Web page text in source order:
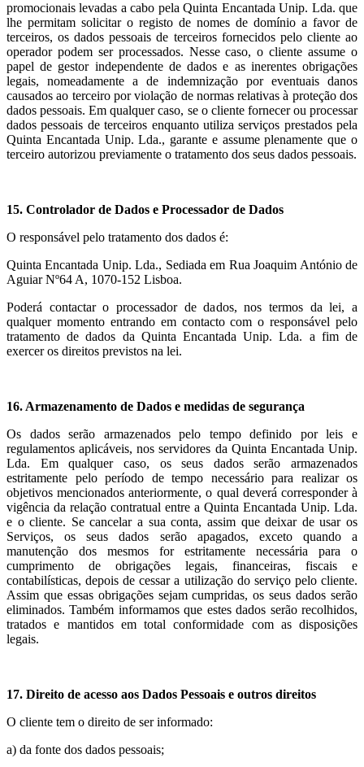
promocionais levadas a cabo pela Quinta Encantada Unip. Lda. que
lhe permitam solicitar o registo de nomes de domínio a favor de
terceiros, os dados pessoais de terceiros fornecidos pelo cliente ao
operador podem ser processados. Nesse caso, o cliente assume o
papel de gestor independente de dados e as inerentes obrigações
legais, nomeadamente a de indemnização por eventuais danos
causados ao terceiro por violação de normas relativas à proteção dos
dados pessoais. Em qualquer caso, se o cliente fornecer ou processar
dados pessoais de terceiros enquanto utiliza serviços prestados pela
Quinta Encantada Unip. Lda., garante e assume plenamente que o
terceiro autorizou previamente o tratamento dos seus dados pessoais.
15. Controlador de Dados e Processador de Dados
O responsável pelo tratamento dos dados é:
Quinta Encantada Unip. Lda., Sediada em Rua Joaquim António de
Aguiar Nº64 A, 1070-152 Lisboa.
Poderá contactar o processador de dados, nos termos da lei, a
qualquer momento entrando em contacto com o responsável pelo
tratamento de dados da Quinta Encantada Unip. Lda. a fim de
exercer os direitos previstos na lei.
16. Armazenamento de Dados e medidas de segurança
Os dados serão armazenados pelo tempo definido por leis e
regulamentos aplicáveis, nos servidores da Quinta Encantada Unip.
Lda. Em qualquer caso, os seus dados serão armazenados
estritamente pelo período de tempo necessário para realizar os
objetivos mencionados anteriormente, o qual deverá corresponder à
vigência da relação contratual entre a Quinta Encantada Unip. Lda.
e o cliente. Se cancelar a sua conta, assim que deixar de usar os
Serviços, os seus dados serão apagados, exceto quando a
manutenção dos mesmos for estritamente necessária para o
cumprimento de obrigações legais, financeiras, fiscais e
contabilísticas, depois de cessar a utilização do serviço pelo cliente.
Assim que essas obrigações sejam cumpridas, os seus dados serão
eliminados. Também informamos que estes dados serão recolhidos,
tratados e mantidos em total conformidade com as disposições
legais.
17. Direito de acesso aos Dados Pessoais e outros direitos
O cliente tem o direito de ser informado:
a) da fonte dos dados pessoais;